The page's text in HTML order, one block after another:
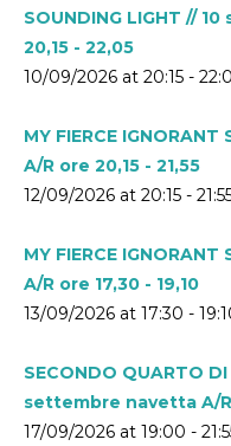
SOUNDING LIGHT //
20,15 - 22,05
10/09/2026 at 20:15 -
MY FIERCE
A/R ore 20,15 - 21,55
12/09/2026 at 20:15 -
MY FIERCE
A/R ore 17,30 - 19,10
13/09/2026 at 17:30 -
SECONDO QUARTO
settembre navetta A/R
17/09/2026 at 19:00 -